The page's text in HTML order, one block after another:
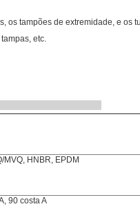
os tampões de extremidade, e os
etc.
MVQ, HNBR, EPDM
90 costa A